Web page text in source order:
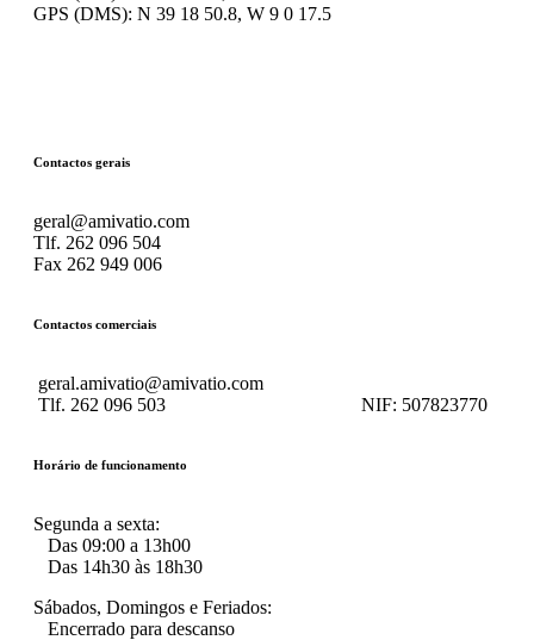
GPS (DMS): N 39 18 50.8, W 9 0 17.5
Contactos gerais
geral@amivatio.com
Tlf. 262 096 504
Fax 262 949 006
Contactos comerciais
geral.amivatio@amivatio.com
Tlf. 262 096 503 NIF: 507823770
Horário de funcionamento
Segunda a sexta:
Das 09:00 a 13h00
Das 14h30 às 18h30
Sábados, Domingos e Feriados:
Encerrado para descanso